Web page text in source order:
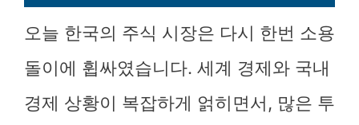
오늘 한국의 주식 시장은 다시 한번 소용
돌이에 휩싸였습니다. 세계 경제와 국내
경제 상황이 복잡하게 얽히면서, 많은 투